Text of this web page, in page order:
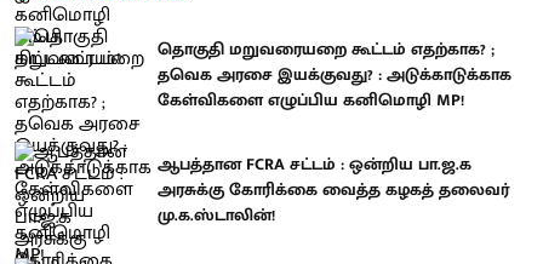
தொகுதி மறுவரையறை கூட்டம் எதற்காக? ;
தவெக அரசை இயக்குவது? : அடுக்காடுக்காக
கேள்விகளை எழுப்பிய கனிமொழி MP!
ஆபத்தான FCRA சட்டம் : ஒன்றிய பா.ஜ.க
அரசுக்கு கோரிக்கை வைத்த கழகத் தலைவர்
மு.க.ஸ்டாலின்!